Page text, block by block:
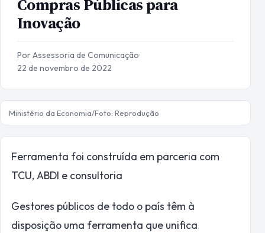
Compras Públicas para
Inovação
Por Assessoria de Comunicação·
22 de novembro de 2022
Ministério da Economia/Foto: Reprodução
Ferramenta foi construída em parceria com
TCU, ABDI e consultoria
Gestores públicos de todo o país têm à
disposição uma ferramenta que unifica